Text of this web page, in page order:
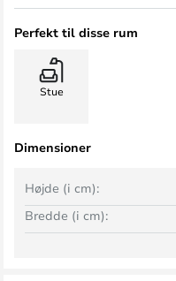
Perfekt til disse rum
Stue
Dimensioner
Bredde (i cm):
Højde (i cm):